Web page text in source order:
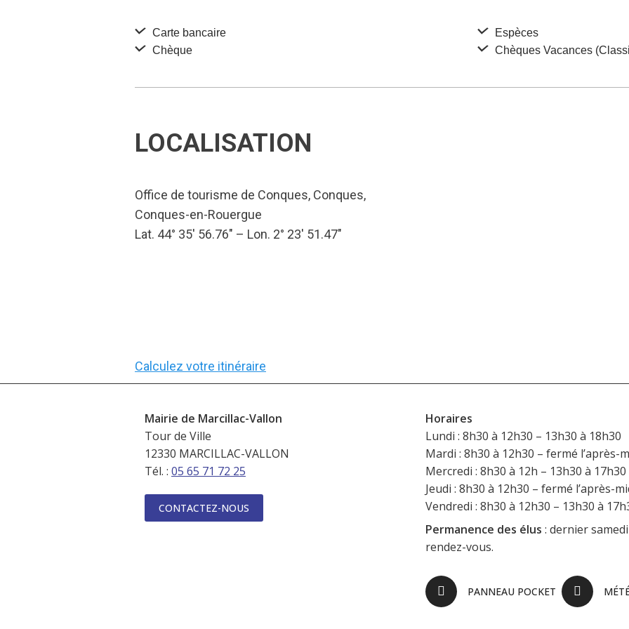
Carte bancaire
Chèque
Espèces
Chèques Vacances
LOCALISATION
Office de tourisme de Conques, Conques,
Conques-en-Rouergue
Lat. 44° 35′ 56.76″ – Lon. 2° 23′ 51.47″
Calculez votre itinéraire
Mairie de Marcillac-Vallon
Tour de Ville
12330 MARCILLAC-VALLON
Tél. : 05 65 71 72 25
CONTACTEZ-NOUS
Horaires
Lundi : 8h30 à 12h30 – 13h30 à 18h30
Mardi : 8h30 à 12h30 – fermé l’après-
Mercredi : 8h30 à 12h – 13h30 à 17h30
Jeudi : 8h30 à 12h30 – fermé l’après-
Vendredi : 8h30 à 12h30 – 13h30 à
Permanence des élus : dernier
rendez-vous.
PANNEAU POCKET